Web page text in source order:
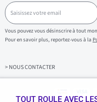
S
a
i
s
i
s
z
v
Vous pouvez vous désinscrire à tout
Pour en savoir plus, reportez-vous à la
> NOUS CONTACTER
TOUT ROULE AVEC